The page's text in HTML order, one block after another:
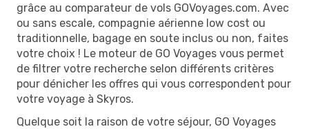
grâce au comparateur de vols GOVoyages.com. Avec
ou sans escale, compagnie aérienne low cost ou
traditionnelle, bagage en soute inclus ou non, faites
votre choix ! Le moteur de GO Voyages vous permet
de filtrer votre recherche selon différents critères
pour dénicher les offres qui vous correspondent pour
votre voyage à Skyros.
Quelque soit la raison de votre séjour, GO Voyages